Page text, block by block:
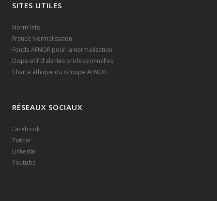
SITES UTILES
Norm'Info
France Normalisation
Fonds AFNOR pour la normalisation
Dispositif d'alertes professionnelles
Charte éthique du Groupe AFNOR
RÉSEAUX SOCIAUX
Facebook
Twitter
LinkedIn
Youtube